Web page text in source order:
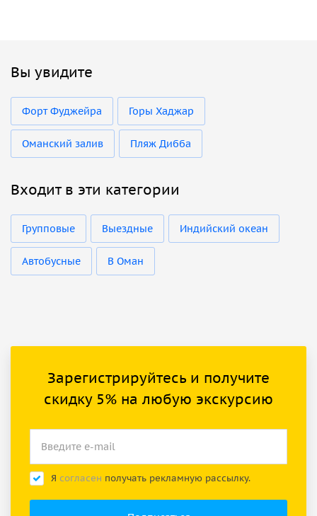
Вы увидите
Форт Фуджейра Горы Хаджар
Оманский залив Пляж Дибба
Входит в эти категории
Групповые Выездные Индийский океан
Автобусные В Оман
Зарегистрируйтесь и получите
скидку 5% на любую экскурсию
Я согласен получать рекламную рассылку.